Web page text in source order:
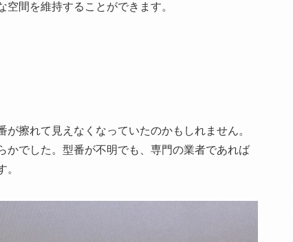
間を維持することができます。
擦れて見えなくなっていたのかもしれません。
かでした。型番が不明でも、専門の業者であれば